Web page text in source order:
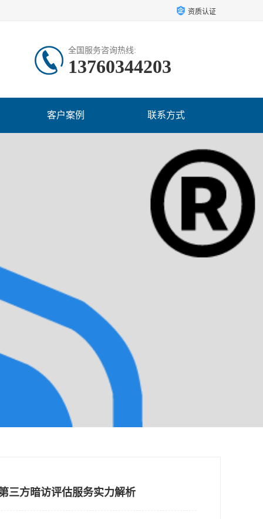
资质认证
全国服务咨询热线:
13760344203
客户案例 联系方式
三方暗访评估服务实力解析